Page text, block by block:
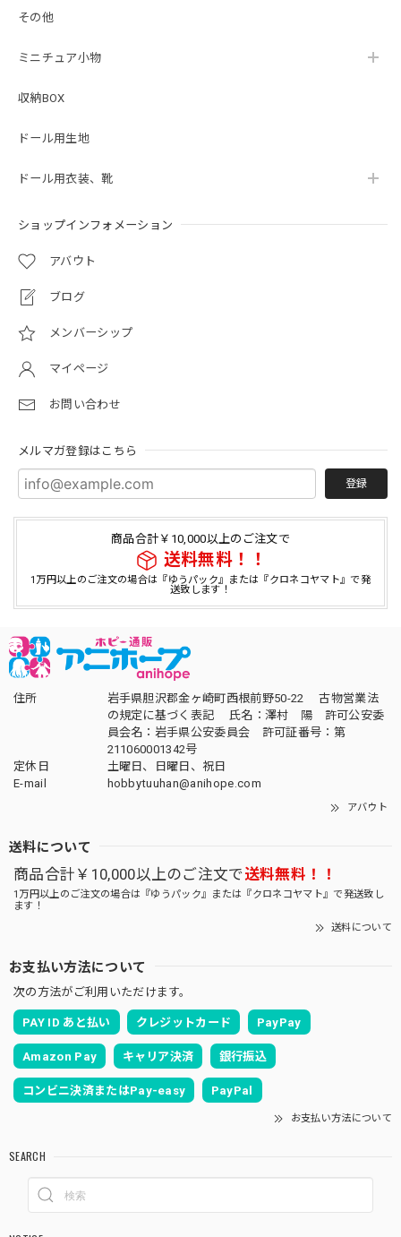
その他
ミニチュア小物
収納BOX
ドール用生地
ドール用衣装、靴
ショップインフォメーション
アバウト
ブログ
メンバーシップ
マイページ
お問い合わせ
メルマガ登録はこちら
登録
商品合計￥10,000以上のご注文で
送料無料！！
1万円以上のご注文の場合は『ゆうパック』または『クロネコヤマト』で発
送致します！
住所
岩手県胆沢郡金ヶ崎町西根前野50-22 古物営業法
の規定に基づく表記 氏名：澤村 陽 許可公安委
員会名：岩手県公安委員会 許可証番号：第
211060001342号
定休日
土曜日、日曜日、祝日
E-mail
hobbytuuhan@anihope.com
アバウト
送料について
商品合計￥10,000以上のご注文で送料無料！！
1万円以上のご注文の場合は『ゆうパック』または『クロネコヤマト』で発送致し
ます！
送料について
お支払い方法について
次の方法がご利用いただけます。
PAY ID あと払い クレジットカード PayPay
Amazon Pay キャリア決済 銀行振込
コンビニ決済またはPay-easy PayPal
お支払い方法について
SEARCH